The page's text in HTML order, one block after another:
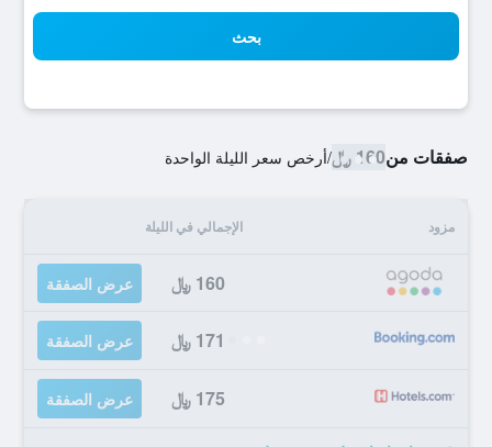
بحث
صفقات من160 ﷼ /أرخص سعر الليلة الواحدة
مزود الإجمالي في الليلة
160 ﷼ عرض الصفقة
171 ﷼ عرض الصفقة
175 ﷼ عرض الصفقة